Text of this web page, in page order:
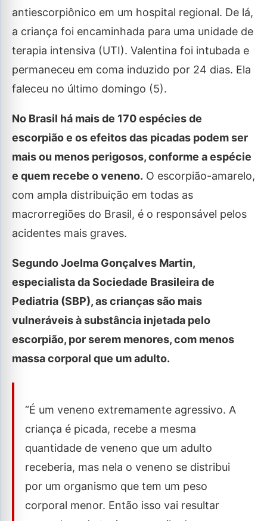
antiescorpiônico em um hospital regional. De lá,
a criança foi encaminhada para uma unidade de
terapia intensiva (UTI). Valentina foi intubada e
permaneceu em coma induzido por 24 dias. Ela
faleceu no último domingo (5).
No Brasil há mais de 170 espécies de
escorpião e os efeitos das picadas podem ser
mais ou menos perigosos, conforme a espécie
e quem recebe o veneno. O escorpião-amarelo,
com ampla distribuição em todas as
macrorregiões do Brasil, é o responsável pelos
acidentes mais graves.
Segundo Joelma Gonçalves Martin,
especialista da Sociedade Brasileira de
Pediatria (SBP), as crianças são mais
vulneráveis à substância injetada pelo
escorpião, por serem menores, com menos
massa corporal que um adulto.
“É um veneno extremamente agressivo. A
criança é picada, recebe a mesma
quantidade de veneno que um adulto
receberia, mas nela o veneno se distribui
por um organismo que tem um peso
corporal menor. Então isso vai resultar